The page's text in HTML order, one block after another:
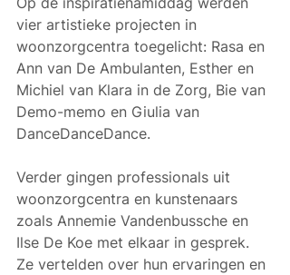
vier artistieke projecten in
woonzorgcentra toegelicht: Rasa en
Ann van De Ambulanten, Esther en
Michiel van Klara in de Zorg, Bie van
Demo-memo en Giulia van
DanceDanceDance.
Verder gingen professionals uit
woonzorgcentra en kunstenaars
zoals Annemie Vandenbussche en
Ilse De Koe met elkaar in gesprek.
Ze vertelden over hun ervaringen en